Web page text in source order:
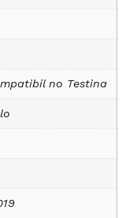
no Testina